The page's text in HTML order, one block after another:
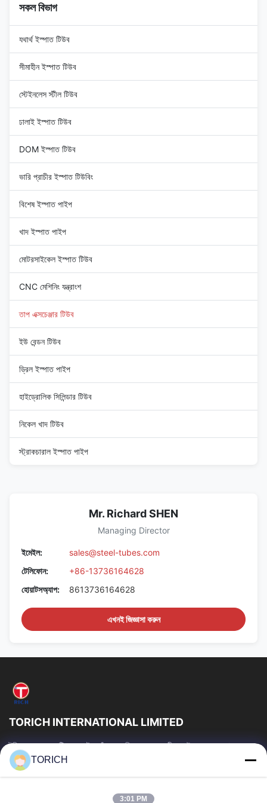
সকল বিভাগ
যথার্থ ইস্পাত টিউব
সীমাহীন ইস্পাত টিউব
স্টেইনলেস স্টীল টিউব
ঢালাই ইস্পাত টিউব
DOM ইস্পাত টিউব
ভারি প্রাচীর ইস্পাত টিউবিং
বিশেষ ইস্পাত পাইপ
খাদ ইস্পাত পাইপ
মোটরসাইকেল ইস্পাত টিউব
CNC মেশিনিং যন্ত্রাংশ
তাপ এক্সচেঞ্জার টিউব
ইউ বেন্ডন টিউব
ড্রিল ইস্পাত পাইপ
হাইড্রোলিক সিলিন্ডার টিউব
নিকেল খাদ টিউব
স্ট্রাকচারাল ইস্পাত পাইপ
Mr. Richard SHEN
Managing Director
ইমেইল:
sales@steel-tubes.com
টেলিফোন:
+86-13736164628
হোয়াটসঅ্যাপ:
8613736164628
এখনই জিজ্ঞাসা করুন
TORICH INTERNATIONAL LIMITED
টরিচ গ্রুপ হল একটি ওয়ান-স্টপ কাঁচামাল পরিষেবা প্রদানকারী যার উৎপাদন, গবেষণা ও
উন্নয়ন, ট্রেডিং, গুদামজাতকরণ এবং কাস্টমাইজড প্রক্রিয়াকরণে 30...
গুরুত্বপূর্ণ সংযোগ
পণ্য
TORICH
3:01 PM